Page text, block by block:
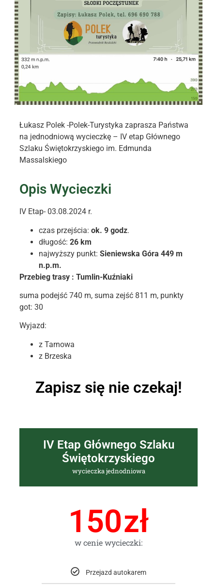
Łukasz Polek -Polek-Turystyka zaprasza Państwa
na jednodniową wycieczkę – IV etap Głównego
Szlaku Świętokrzyskiego im. Edmunda
Massalskiego
Opis Wycieczki
IV Etap- 03.08.2024 r.
czas przejścia: ok. 9 godz.
długość: 26 km
najwyższy punkt: Sieniewska Góra 449 m
n.p.m.
Przebieg trasy : Tumlin-Kuźniaki
suma podejść 740 m, suma zejść 811 m, punkty
got: 30
Wyjazd:
z Tarnowa
z Brzeska
Zapisz się nie czekaj!
IV Etap Głównego Szlaku
Świętokrzyskiego
wycieczka jednodniowa
150zł
w cenie wycieczki:
Przejazd autokarem